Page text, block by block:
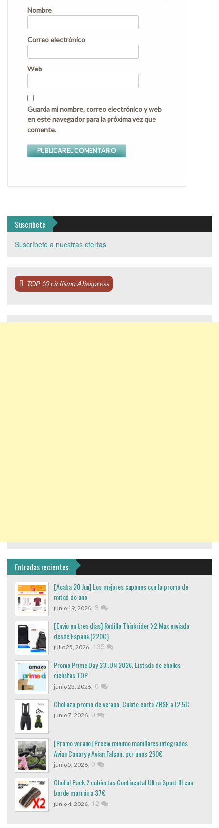
Nombre
Correo electrónico
Web
Guarda mi nombre, correo electrónico y web
en este navegador para la próxima vez que
comente.
Suscríbete
Suscríbete a nuestras ofertas
TOP 10 ciclismo Aliexpress
Entradas recientes
[Acaba 20 Jun] Los mejores cupones con la promo de
mitad de año
junio 19, 2026, 3
[Envio en tres dias] Rodillo Thinkrider X2 Max enviado
desde España (220€)
julio 25, 2026, 135
Promo Prime Day 23 JUN 2026. Listado de chollos
ciclistas TOP
junio 23, 2026, 0
Chollazo promo de verano, Culote corto ZRSE a 12,5€
junio 7, 2026, 0
[Promo verano] Precio mínimo manillares integrados
Avian Canary y Avian Falcon, por unos 260€
junio 5, 2026, 0
Chollo! Pack 2 cubiertas Continental Ultra Sport III con
borde marrón a 37€
junio 4, 2026, 12